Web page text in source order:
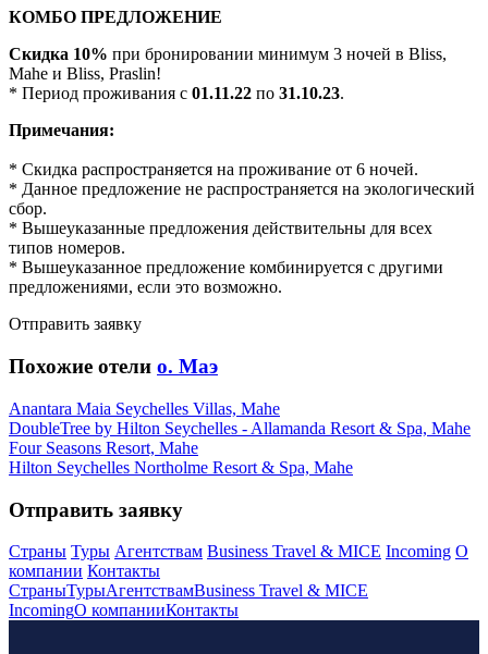
КОМБО ПРЕДЛОЖЕНИЕ
Скидка 10% при бронировании минимум 3 ночей в Bliss,
Mahe и Bliss, Praslin!
* Период проживания с 01.11.22 по 31.10.23.
Примечания:
* Скидка распространяется на проживание от 6 ночей.
* Данное предложение не распространяется на экологический
сбор.
* Вышеуказанные предложения действительны для всех
типов номеров.
* Вышеуказанное предложение комбинируется с другими
предложениями, если это возможно.
Отправить заявку
Похожие отели о. Маэ
Anantara Maia Seychelles Villas, Mahe
DoubleTree by Hilton Seychelles - Allamanda Resort & Spa, Mahe
Four Seasons Resort, Mahe
Hilton Seychelles Northolme Resort & Spa, Mahe
Отправить заявку
Страны Туры Агентствам Business Travel & MICE Incoming О
компании Контакты
СтраныТурыАгентствамBusiness Travel & MICE
IncomingО компанииКонтакты